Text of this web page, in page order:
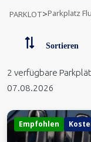
PARKLOT>Parkplatz
Sortieren
2 verfügbare
07.08.2026
Empfohlen